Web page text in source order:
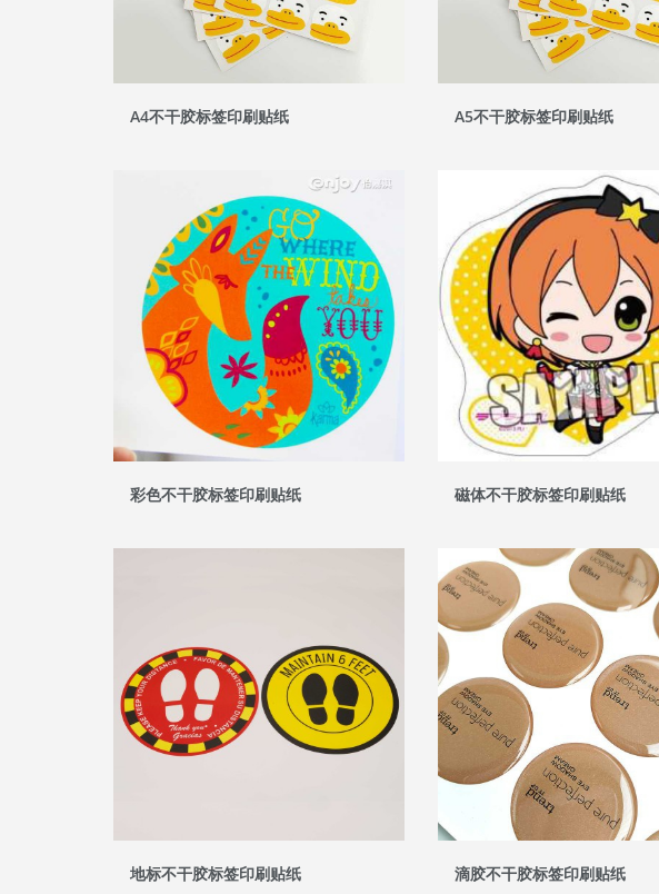
A4不干胶标签印刷贴纸 A5不干胶标签印刷贴纸
彩色不干胶标签印刷贴纸 磁体不干胶标签印刷贴纸
地标不干胶标签印刷贴纸 滴胶不干胶标签印刷贴纸